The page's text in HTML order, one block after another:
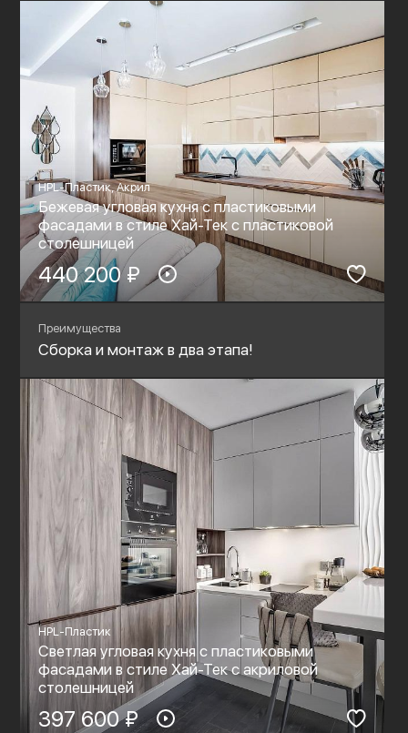
HPL-Пластик, Акрил
Бежевая угловая кухня с пластиковыми
фасадами в стиле Хай-Тек с пластиковой
столешницей
440 200 ₽
Преимущества
Сборка и монтаж в два этапа!
HPL-Пластик
Светлая угловая кухня с пластиковыми
фасадами в стиле Хай-Тек c акриловой
столешницей
397 600 ₽